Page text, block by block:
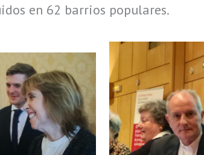
en 62 barrios populares.